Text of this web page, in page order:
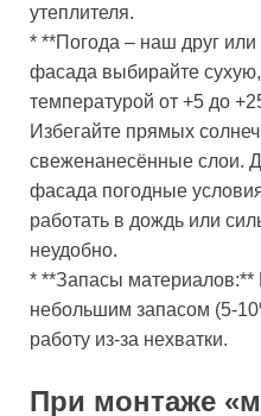
утеплителя.
* **Погода – наш друг
фасада выбирайте
температурой от +5 до
Избегайте прямых
свеженанесённые слои.
фасада погодные
работать в дождь или
неудобно.
* **Запасы материалов:**
небольшим запасом (5-
работу из-за нехватки.
При монтаже